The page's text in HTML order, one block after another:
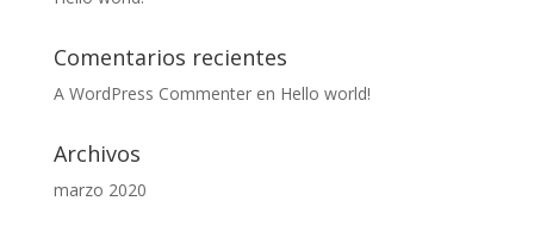
Comentarios recientes
A WordPress Commenteren Hello world!
Archivos
marzo 2020